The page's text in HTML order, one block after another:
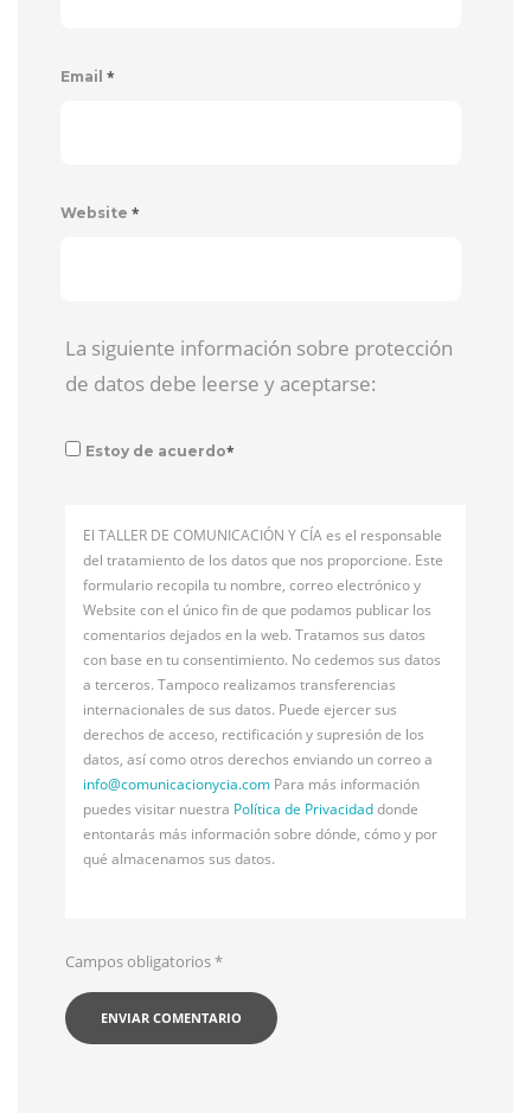
Email *
Website *
La siguiente información sobre protección
de datos debe leerse y aceptarse:
Estoy de acuerdo*
El TALLER DE COMUNICACIÓN Y CÍA es el responsable
del tratamiento de los datos que nos proporcione. Este
formulario recopila tu nombre, correo electrónico y
Website con el único fin de que podamos publicar los
comentarios dejados en la web. Tratamos sus datos
con base en tu consentimiento. No cedemos sus datos
a terceros. Tampoco realizamos transferencias
internacionales de sus datos. Puede ejercer sus
derechos de acceso, rectificación y supresión de los
datos, así como otros derechos enviando un correo a
info@comunicacionycia.com Para más información
puedes visitar nuestra Política de Privacidaddonde
entontarás más información sobre dónde, cómo y por
qué almacenamos sus datos.
Campos obligatorios*